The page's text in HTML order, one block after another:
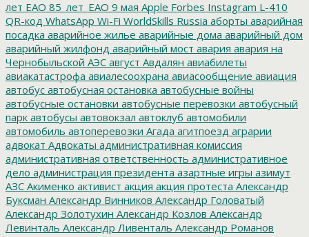
лет ЕАО 85_лет_ЕАО 9 мая Apple Forbes Instagram L-410
QR-код WhatsApp Wi-Fi WorldSkills Russia аборты аварийная
посадка аварийное жилье аварийные дома аварийный дом
аварийный жилфонд аварийный мост авария авария на
Чернобыльской АЭС август Авдалян авиабилеты
авиакатастрофа авиалесоохрана авиасообщение авиация
автобус автобусная остановка автобусные войны
автобусные остановки автобусные перевозки автобусный
парк автобусы автовокзал автоклуб автомобили
автомобиль автоперевозки Агада агитпоезд аграрии
адвокат Адвокаты административная комиссия
административная ответственность административное
дело администрация президента азартные игры азимут
АЗС Акименко активист акция акция протеста Александр
Буксман Александр Винников Александр Головатый
Александр Золотухин Александр Козлов Александр
Левинталь Александр Ливенталь Александр Романов